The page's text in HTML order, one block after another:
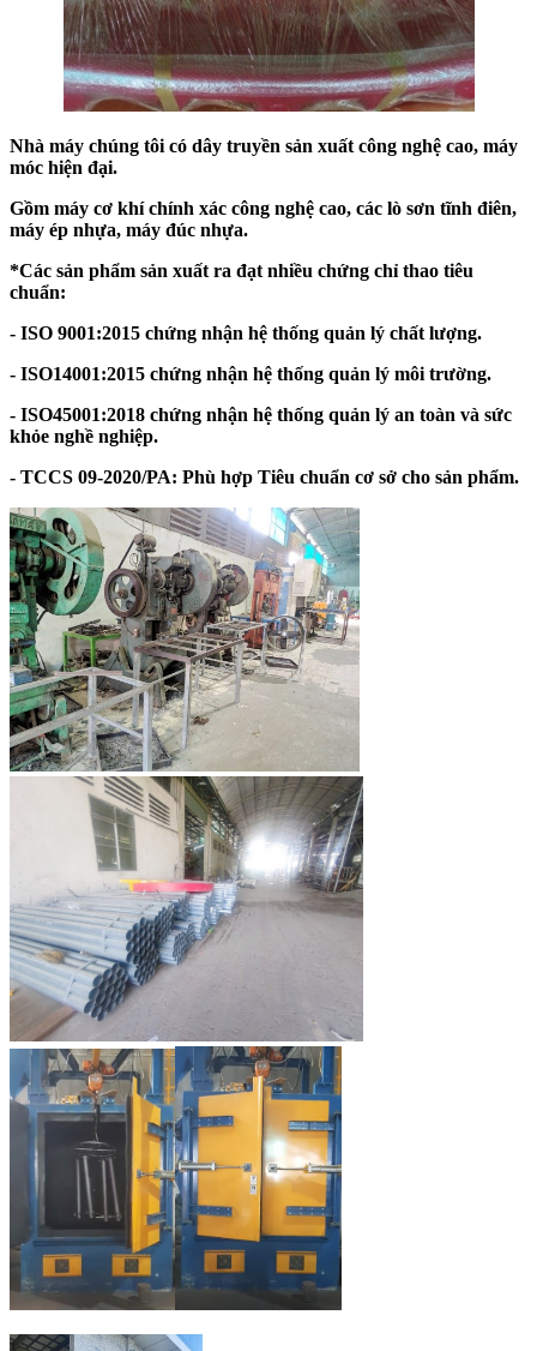
Nhà máy chúng tôi có dây truyền sản xuất công nghệ cao, máy
móc hiện đại.
Gồm máy cơ khí chính xác công nghệ cao, các lò sơn tĩnh điên,
máy ép nhựa, máy đúc nhựa.
*Các sản phẩm sản xuất ra đạt nhiều chứng chỉ thao tiêu
chuẩn:
- ISO 9001:2015 chứng nhận hệ thống quản lý chất lượng.
- ISO14001:2015 chứng nhận hệ thống quản lý môi trường.
- ISO45001:2018 chứng nhận hệ thống quản lý an toàn và sức
khỏe nghề nghiệp.
- TCCS 09-2020/PA: Phù hợp Tiêu chuẩn cơ sở cho sản phẩm.